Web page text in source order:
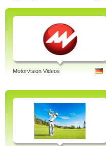
Motorvision Videos